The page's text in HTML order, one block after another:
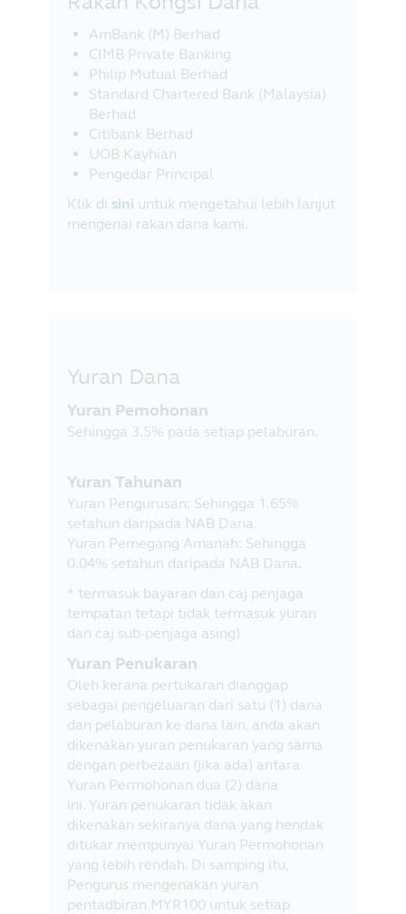
AmBank (M) Berhad
CIMB Private Banking
Philip Mutual Berhad
Standard Chartered Bank (Malaysia)
Berhad
Citibank Berhad
UOB Kayhian
Pengedar Principal
Klik di sini untuk mengetahui lebih lanjut
mengenai rakan dana kami.
Yuran Dana
Yuran Pemohonan
Sehingga 3.5% pada setiap pelaburan.
Yuran Tahunan
Yuran Pengurusan: Sehingga 1.65%
setahun daripada NAB Dana.
Yuran Pemegang Amanah: Sehingga
0.04% setahun daripada NAB Dana.
* termasuk bayaran dan caj penjaga
tempatan tetapi tidak termasuk yuran
dan caj sub-penjaga asing)
Yuran Penukaran
Oleh kerana pertukaran dianggap
sebagai pengeluaran dari satu (1) dana
dan pelaburan ke dana lain, anda akan
dikenakan yuran penukaran yang sama
dengan perbezaan (jika ada) antara
Yuran Permohonan dua (2) dana
ini. Yuran penukaran tidak akan
dikenakan sekiranya dana yang hendak
ditukar mempunyai Yuran Permohonan
yang lebih rendah. Di samping itu,
Pengurus mengenakan yuran
pentadbiran MYR100 untuk setiap